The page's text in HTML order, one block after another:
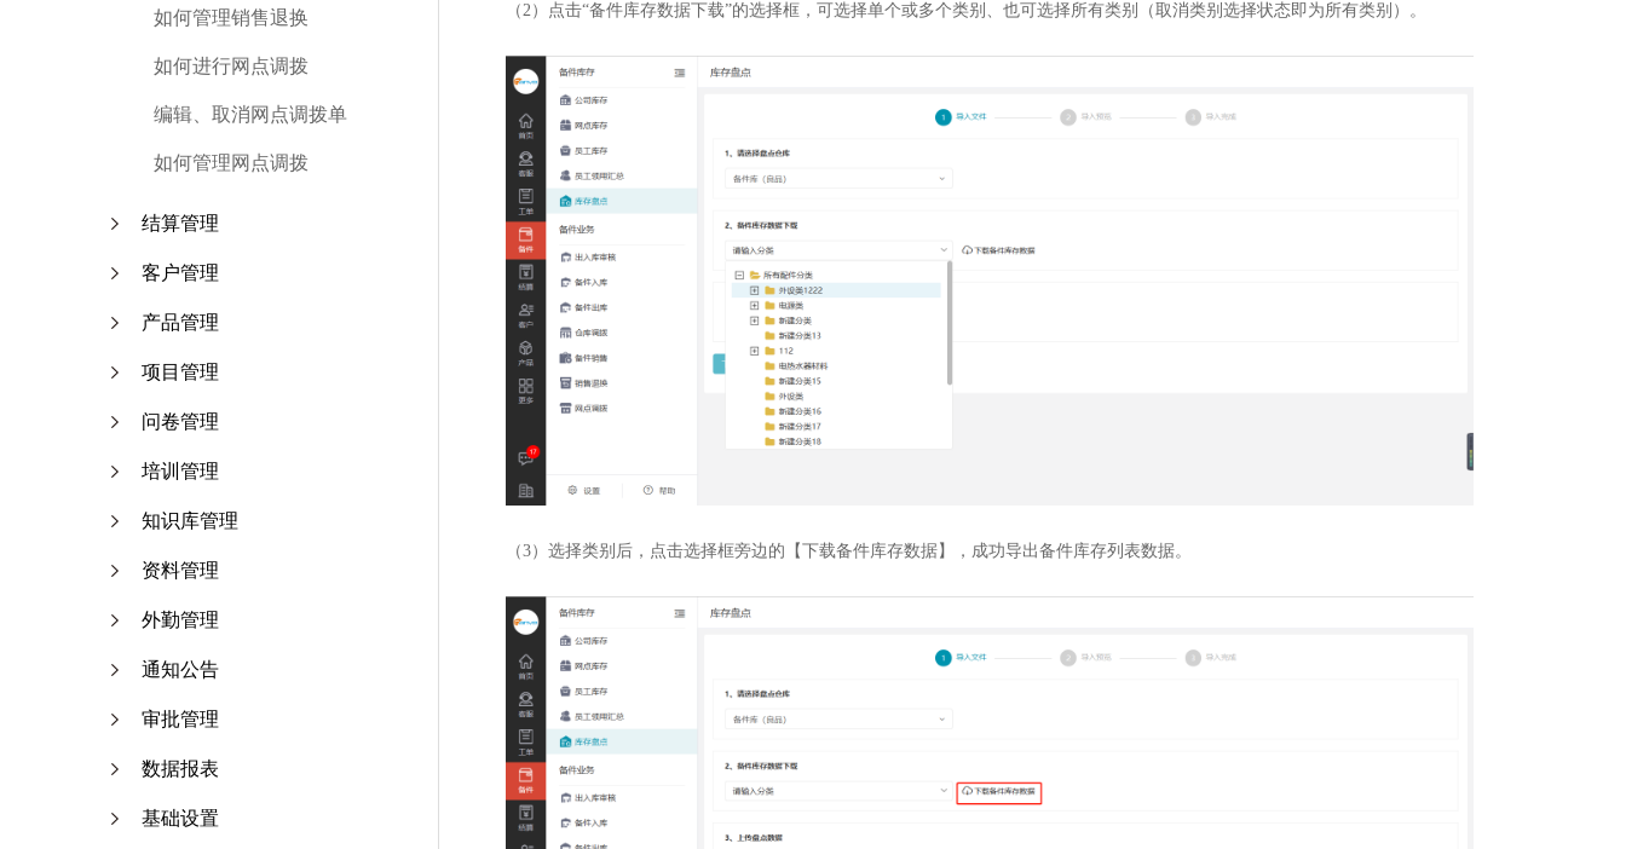
如何管理销售退换
如何进行网点调拨
编辑、取消网点调拨单
如何管理网点调拨
结算管理
客户管理
产品管理
项目管理
问卷管理
培训管理
知识库管理
资料管理
外勤管理
通知公告
审批管理
数据报表
基础设置
（2）点击“备件库存数据下载”的选择框，可选择单个或多个类别、也可选择所有类别（取消类别选择状态即为所有类别）。
（3）选择类别后，点击选择框旁边的【下载备件库存数据】，成功导出备件库存列表数据。